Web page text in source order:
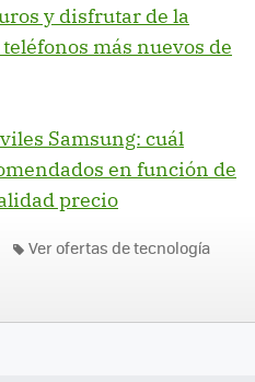
y disfrutar de la
más nuevos de
Samsung: cuál
en función de
precio
Ver ofertas de tecnología